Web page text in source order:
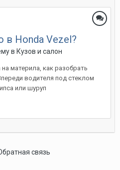
в Honda Vezel?
в Кузов и салон
материла, как разобрать
водителя под стеклом
или шуруп
связь